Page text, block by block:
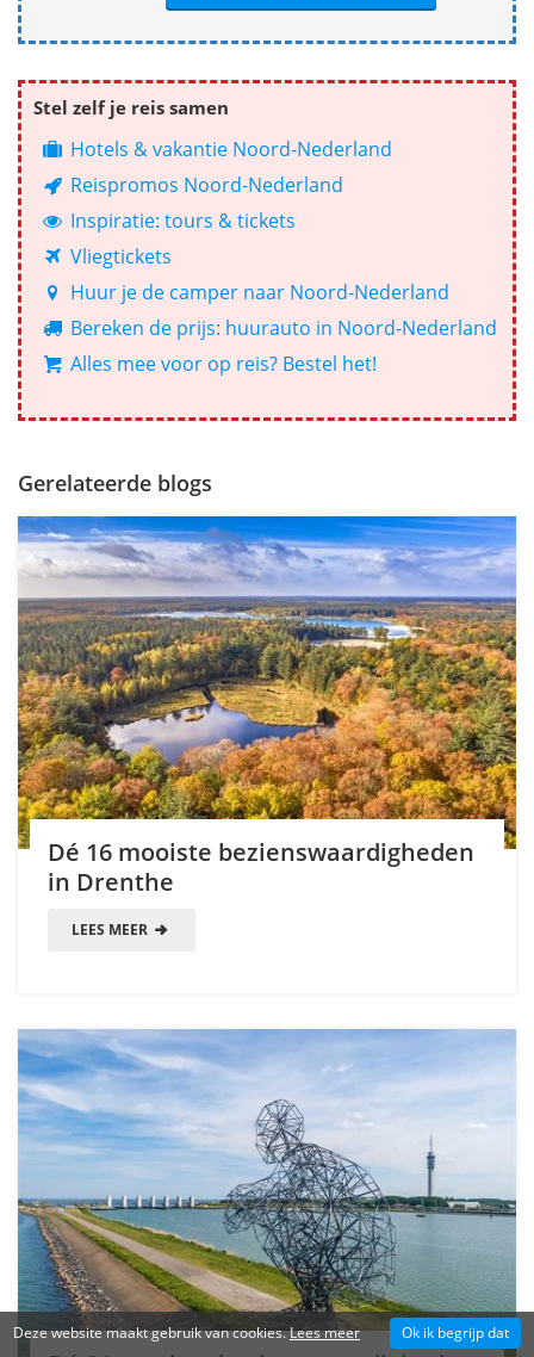
Stel zelf je reis samen
Hotels & vakantie Noord-Nederland
Reispromos Noord-Nederland
Inspiratie: tours & tickets
Vliegtickets
Huur je de camper naar Noord-Nederland
Bereken de prijs: huurauto in Noord-Nederland
Alles mee voor op reis? Bestel het!
Gerelateerde blogs
Dé 16 mooiste bezienswaardigheden
in Drenthe
LEES MEER
Deze website maakt gebruik van cookies.Lees meer Ok ik begrijp dat